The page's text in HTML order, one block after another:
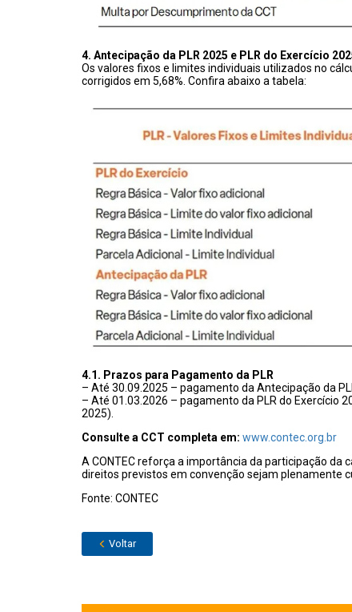
4. Antecipação da PLR 2025 e PLR do Exercício
Os valores fixos e limites individuais utilizados no
corrigidos em 5,68%. Confira abaixo a tabela:
4.1. Prazos para Pagamento da PLR
– Até 30.09.2025 – pagamento da Antecipação da
– Até 01.03.2026 – pagamento da PLR do Exercício
2025).
Consulte a CCT completa em: www.contec.org.br
A CONTEC reforça a importância da participação da
direitos previstos em convenção sejam plenamente
Fonte: CONTEC
Voltar